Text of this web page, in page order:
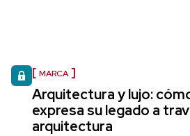
MARCA
Arquitectura y lujo:
expresa su legado a
arquitectura